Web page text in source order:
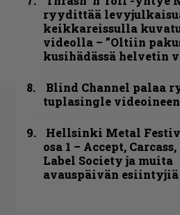
ryydittää
keikkareissulla
videolla – ”Oltiin
kusihädässä helvetin
Blind Channel palaa
tuplasingle
Hellsinki Metal
osa 1 – Accept,
Label Society ja muita
avauspäivän esiintyjiä